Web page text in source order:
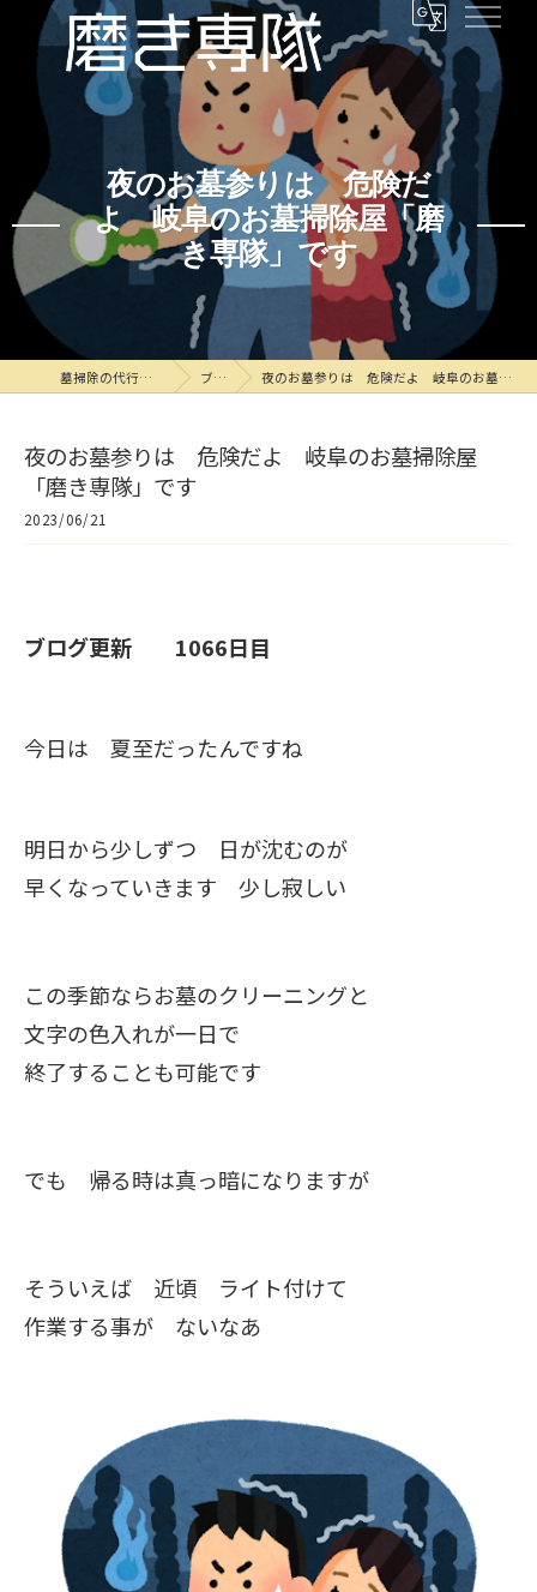
夜のお墓参りは 危険だ
よ 岐阜のお墓掃除屋「磨
き専隊」です
墓掃除の代行なら磨き専隊 ブログ 夜のお墓参りは 危険だよ 岐阜のお墓掃除屋「磨き専隊」です
夜のお墓参りは 危険だよ 岐阜のお墓掃除屋
「磨き専隊」です
2023/06/21
ブログ更新 1066日目
今日は 夏至だったんですね
明日から少しずつ 日が沈むのが
早くなっていきます 少し寂しい
この季節ならお墓のクリーニングと
文字の色入れが一日で
終了することも可能です
でも 帰る時は真っ暗になりますが
そういえば 近頃 ライト付けて
作業する事が ないなあ